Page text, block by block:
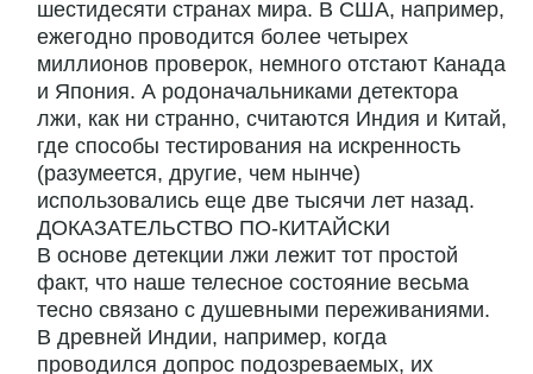
шестидесяти странах мира. В США, например,
ежегодно проводится более четырех
миллионов проверок, немного отстают Канада
и Япония. А родоначальниками детектора
лжи, как ни странно, считаются Индия и Китай,
где способы тестирования на искренность
(разумеется, другие, чем нынче)
использовались еще две тысячи лет назад.
ДОКАЗАТЕЛЬСТВО ПО-КИТАЙСКИ
В основе детекции лжи лежит тот простой
факт, что наше телесное состояние весьма
тесно связано с душевными переживаниями.
В древней Индии, например, когда
проводился допрос подозреваемых, их